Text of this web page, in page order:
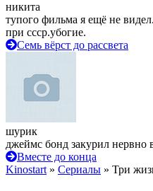
никита
тупого фильма я ещё не
при ссср.убогие.
Семь вёрст до рассвета
шурик
джеймс бонд закурил нервно
Вместе до конца
Kinostart » Сериалы » Три